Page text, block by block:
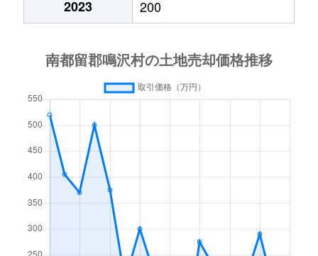
（大字なし） 2,300万円
（大字なし）
500万円 河口湖
（大字なし）
52万円 富士急ハイランド
（大字なし）
（大字なし）
230万円 富士山
（大字なし）
2023 200